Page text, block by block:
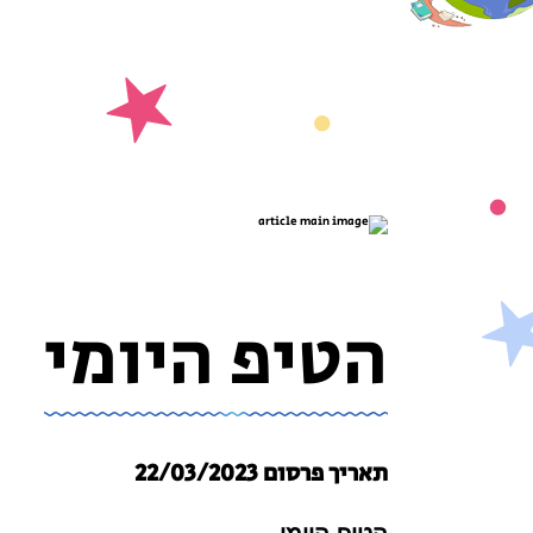
הטיפ היומי
תאריך פרסום 22/03/2023